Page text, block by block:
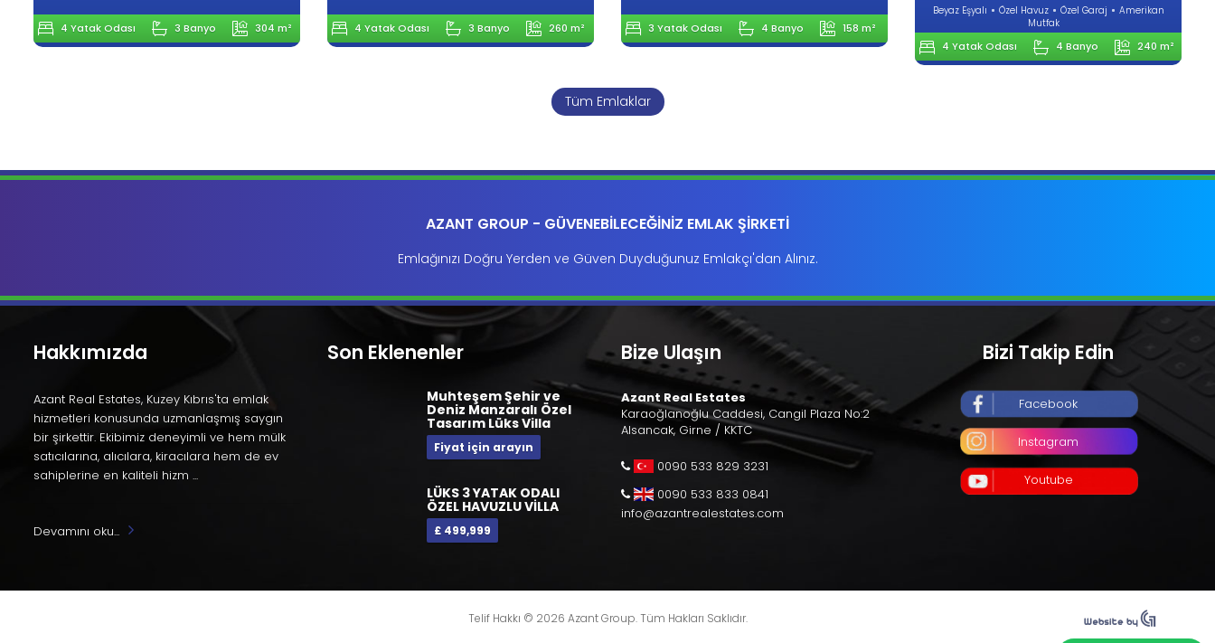
4 Yatak Odası 3 Banyo 304 m² 4 Yatak Odası 3 Banyo 260 m² 3 Yatak Odası 4 Banyo 158 m²
Beyaz Eşyalı Özel Havuz Özel Garaj
Amerikan
Mutfak
4 Yatak Odası 4 Banyo 240 m²
Tüm Emlaklar
AZANT GROUP - GÜVENEBİLECEĞİNİZ EMLAK ŞİRKETİ
Emlağınızı Doğru Yerden ve Güven Duyduğunuz Emlakçı'dan Alınız.
Hakkımızda
Azant Real Estates, Kuzey Kıbrıs'ta emlak
hizmetleri konusunda uzmanlaşmış saygın
bir şirkettir. Ekibimiz deneyimli ve hem mülk
satıcılarına, alıcılara, kiracılara hem de ev
sahiplerine en kaliteli hizm ...
Devamını oku...
Son Eklenenler
Muhteşem Şehir ve
Deniz Manzaralı Özel
Tasarım Lüks Villa
Fiyat için arayın
LÜKS 3 YATAK ODALI
ÖZEL HAVUZLU VİLLA
£ 499,999
Bize Ulaşın
Azant Real Estates
Karaoğlanoğlu Caddesi, Cangil Plaza No:2
Alsancak, Girne / KKTC
0090 533 829 3231
0090 533 833 0841
info@azantrealestates.com
Bizi Takip Edin
Facebook
Instagram
Youtube
Telif Hakkı © 2026 Azant Group. Tüm Hakları Saklıdır.